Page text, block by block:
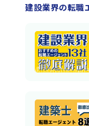
建設業界の転職